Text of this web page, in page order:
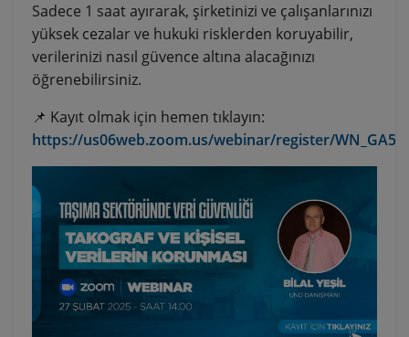
Sadece 1 saat ayırarak, şirketinizi ve çalışanlarınızı
yüksek cezalar ve hukuki risklerden koruyabilir,
verilerinizi nasıl güvence altına alacağınızı
öğrenebilirsiniz.
📌 Kayıt olmak için hemen tıklayın:
https://us06web.zoom.us/webinar/register/